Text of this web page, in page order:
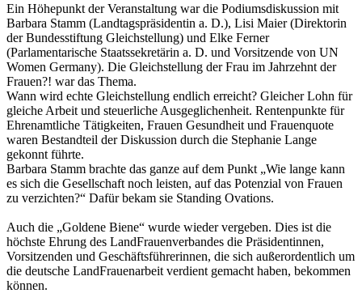
Ein Höhepunkt der Veranstaltung war die Podiumsdiskussion mit
Barbara Stamm (Landtagspräsidentin a. D.), Lisi Maier (Direktorin
der Bundesstiftung Gleichstellung) und Elke Ferner
(Parlamentarische Staatssekretärin a. D. und Vorsitzende von UN
Women Germany). Die Gleichstellung der Frau im Jahrzehnt der
Frauen?! war das Thema.
Wann wird echte Gleichstellung endlich erreicht? Gleicher Lohn für
gleiche Arbeit und steuerliche Ausgeglichenheit. Rentenpunkte für
Ehrenamtliche Tätigkeiten, Frauen Gesundheit und Frauenquote
waren Bestandteil der Diskussion durch die Stephanie Lange
gekonnt führte.
Barbara Stamm brachte das ganze auf dem Punkt „Wie lange kann
es sich die Gesellschaft noch leisten, auf das Potenzial von Frauen
zu verzichten?“ Dafür bekam sie Standing Ovations.
Auch die „Goldene Biene“ wurde wieder vergeben. Dies ist die
höchste Ehrung des LandFrauenverbandes die Präsidentinnen,
Vorsitzenden und Geschäftsführerinnen, die sich außerordentlich um
die deutsche LandFrauenarbeit verdient gemacht haben, bekommen
können.